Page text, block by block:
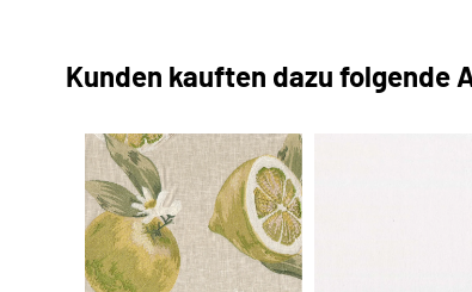
Kunden kauften dazu folgende